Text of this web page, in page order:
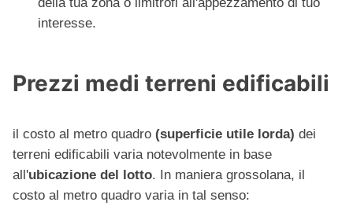
della tua zona o limitrofi all'appezzamento di tuo
interesse.
Prezzi medi terreni edificabili
il costo al metro quadro (superficie utile lorda) dei
terreni edificabili varia notevolmente in base
all'ubicazione del lotto. In maniera grossolana, il
costo al metro quadro varia in tal senso: